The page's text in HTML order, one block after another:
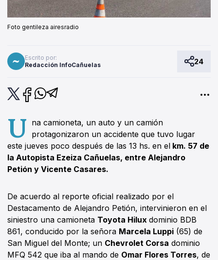
Foto gentileza airesradio
Escrito por:
Redacción InfoCañuelas
24
U na camioneta, un auto y un camión
protagonizaron un accidente que tuvo lugar
este jueves poco después de las 13 hs. en el km. 57 de
la Autopista Ezeiza Cañuelas, entre Alejandro
Petión y Vicente Casares.
De acuerdo al reporte oficial realizado por el
Destacamento de Alejandro Petión, intervinieron en el
siniestro una camioneta Toyota Hilux dominio BDB
861, conducido por la señora Marcela Luppi (65) de
San Miguel del Monte; un Chevrolet Corsa dominio
MFQ 542 que iba al mando de Omar Flores Torres, de